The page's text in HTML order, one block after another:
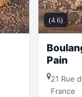
(4.6)
Pain
21 Rue
France